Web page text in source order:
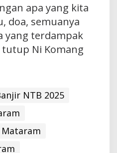
apa yang kita
doa, semuanya
yang terdampak
Ni Komang
NTB 2025